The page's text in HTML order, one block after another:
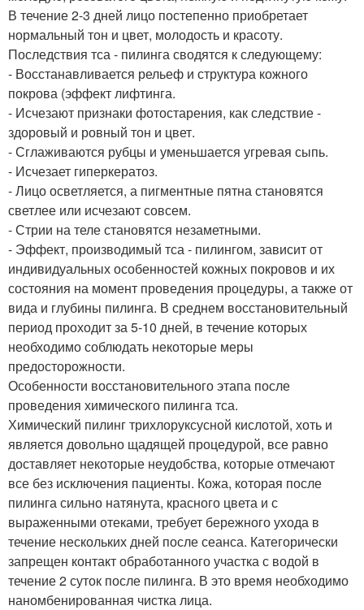
В течение 2-3 дней лицо постепенно приобретает
нормальный тон и цвет, молодость и красоту.
Последствия тса - пилинга сводятся к следующему:
- Восстанавливается рельеф и структура кожного
покрова (эффект лифтинга.
- Исчезают признаки фотостарения, как следствие -
здоровый и ровный тон и цвет.
- Сглаживаются рубцы и уменьшается угревая сыпь.
- Исчезает гиперкератоз.
- Лицо осветляется, а пигментные пятна становятся
светлее или исчезают совсем.
- Стрии на теле становятся незаметными.
- Эффект, производимый тса - пилингом, зависит от
индивидуальных особенностей кожных покровов и их
состояния на момент проведения процедуры, а также от
вида и глубины пилинга. В среднем восстановительный
период проходит за 5-10 дней, в течение которых
необходимо соблюдать некоторые меры
предосторожности.
Особенности восстановительного этапа после
проведения химического пилинга тса.
Химический пилинг трихлоруксусной кислотой, хоть и
является довольно щадящей процедурой, все равно
доставляет некоторые неудобства, которые отмечают
все без исключения пациенты. Кожа, которая после
пилинга сильно натянута, красного цвета и с
выраженными отеками, требует бережного ухода в
течение нескольких дней после сеанса. Категорически
запрещен контакт обработанного участка с водой в
течение 2 суток после пилинга. В это время необходимо
наномбенированная чистка лица.